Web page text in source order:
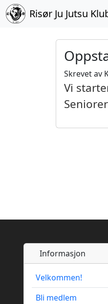
Risør Ju Jutsu
Skrevet av
Vi
Informasjon
Velkommen!
Bli medlem